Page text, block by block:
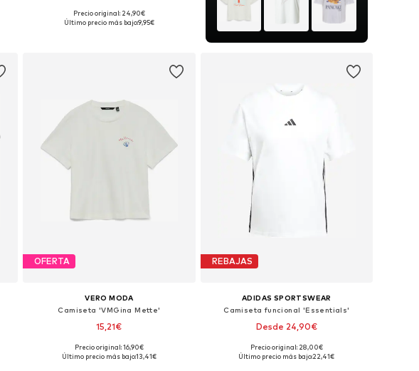
Tallas disponibles: XS, S
Precio original: 24,90€
Último precio más bajo:9,95€
OFERTA
VERO MODA
Camiseta 'VMGina Mette'
15,21€
Tallas disponibles: XS, S, M, L
Precio original: 16,90€
Último precio más bajo:13,41€
REBAJAS
ADIDAS SPORTSWEAR
Camiseta funcional 'Essentials'
Desde 24,90€
+7
Disponible en muchas tallas
Precio original: 28,00€
Último precio más bajo:22,41€